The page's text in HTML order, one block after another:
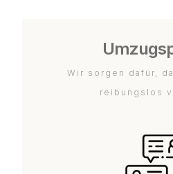
Wir sorgen dafür,
reibungslos